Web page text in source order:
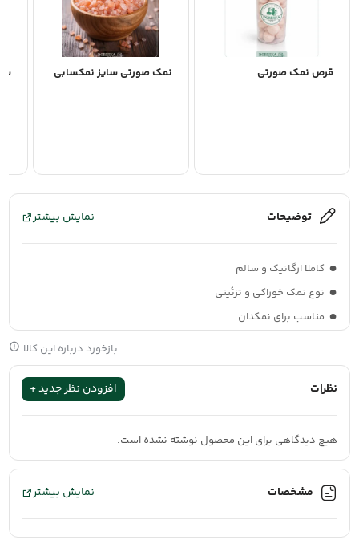
قرص نمک صورتی نمک صورتی سایز نمکسابی
توضیحات نمایش بیشتر
کاملا ارگانیک و سالم
نوع نمک خوراکی و تزئینی
مناسب برای نمکدان
100% طبیعی و بدون مواد افزودنی
تولید شده در شهر گرمسار استان سمنان
نمک صورتی گرمسار
با دانه‌بندی متوسط و ایده‌آل برای نمکدان، محصولی
منحصربه‌فرد است که طعمی خالص و واقعی را به سفره شما می‌آورد و
همزمان به عنوان عنصری زیبا، دکوراسیون آشپزخانه و میز پذیرایی شما را
ارتقا می‌بخشد. این نمک، که با دقت در منطقه غنی گرمسار استان سمنان
از سنگ نمک های طبیعی فرآوری شده، گنجینه‌ای از مواد معدنی طبیعی
می‌شود.
بازخورد درباره این کالا
نظرات افزودن نظر جدید +
هیچ دیدگاهی برای این محصول نوشته نشده است.
مشخصات نمایش بیشتر